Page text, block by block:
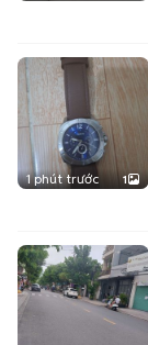
1 phút trước 1